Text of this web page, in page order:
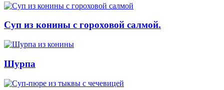
Суп из конины с гороховой салмой.
Шурпа